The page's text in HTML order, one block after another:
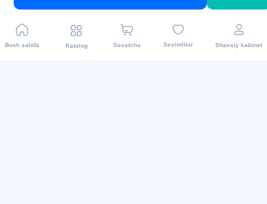
Bosh sahifa Katalog Savatcha Sevimlilar Shaxsiy kabinet
Biz ijtimoiy tarmoqlarda